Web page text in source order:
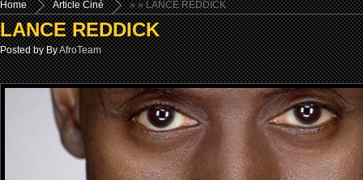
Home »
Article Ciné » LANCE REDDICK
LANCE REDDICK
Posted by ByAfroTeam